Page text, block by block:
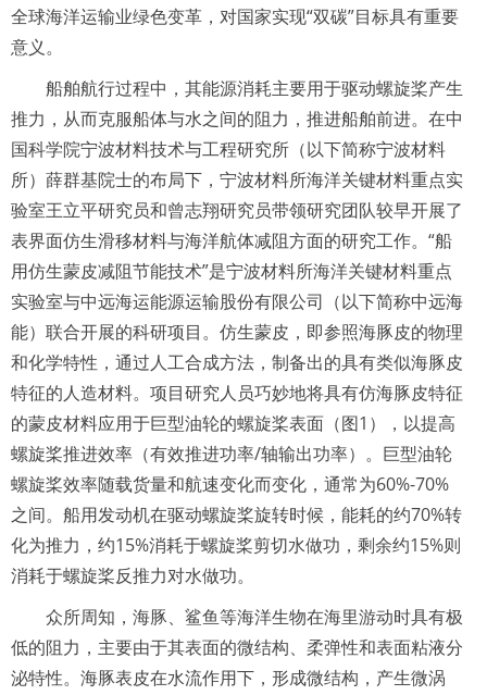
全球海洋运输业绿色变革，对国家实现“双碳”目标具有重要
意义。
船舶航行过程中，其能源消耗主要用于驱动螺旋桨产生
推力，从而克服船体与水之间的阻力，推进船舶前进。在中
国科学院宁波材料技术与工程研究所（以下简称宁波材料
所）薛群基院士的布局下，宁波材料所海洋关键材料重点实
验室王立平研究员和曾志翔研究员带领研究团队较早开展了
表界面仿生滑移材料与海洋航体减阻方面的研究工作。“船
用仿生蒙皮减阻节能技术”是宁波材料所海洋关键材料重点
实验室与中远海运能源运输股份有限公司（以下简称中远海
能）联合开展的科研项目。仿生蒙皮，即参照海豚皮的物理
和化学特性，通过人工合成方法，制备出的具有类似海豚皮
特征的人造材料。项目研究人员巧妙地将具有仿海豚皮特征
的蒙皮材料应用于巨型油轮的螺旋桨表面（图1），以提高
螺旋桨推进效率（有效推进功率/轴输出功率）。巨型油轮
螺旋桨效率随载货量和航速变化而变化，通常为60%-70%
之间。船用发动机在驱动螺旋桨旋转时候，能耗的约70%转
化为推力，约15%消耗于螺旋桨剪切水做功，剩余约15%则
消耗于螺旋桨反推力对水做功。
众所周知，海豚、鲨鱼等海洋生物在海里游动时具有极
低的阻力，主要由于其表面的微结构、柔弹性和表面粘液分
泌特性。海豚表皮在水流作用下，形成微结构，产生微涡